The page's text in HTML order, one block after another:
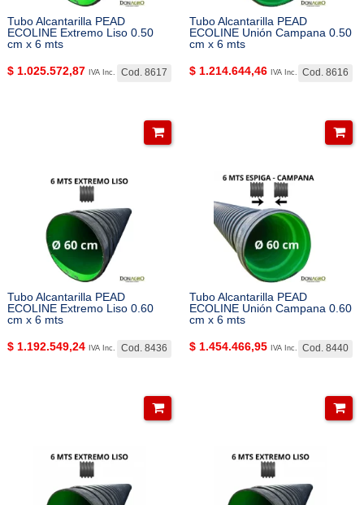
Tubo Alcantarilla PEAD
ECOLINE Extremo Liso 0.50
cm x 6 mts
Cod. 8617
$ 1.025.572,87 IVA Inc.
Tubo Alcantarilla PEAD
ECOLINE Unión Campana 0.50
cm x 6 mts
Cod. 8616
$ 1.214.644,46 IVA Inc.
Tubo Alcantarilla PEAD
ECOLINE Extremo Liso 0.60
cm x 6 mts
Cod. 8436
$ 1.192.549,24 IVA Inc.
Tubo Alcantarilla PEAD
ECOLINE Unión Campana 0.60
cm x 6 mts
Cod. 8440
$ 1.454.466,95 IVA Inc.